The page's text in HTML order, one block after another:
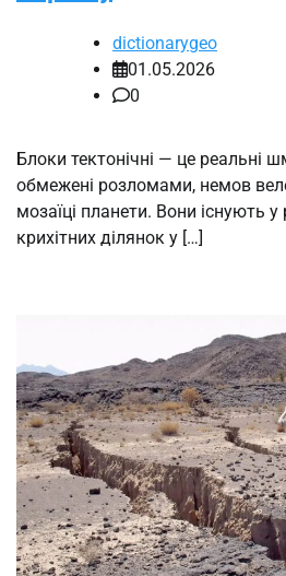
dictionarygeo
01.05.2026
0
Блоки тектонічні — це реальні
обмежені розломами, немов
мозаїці планети. Вони існують
крихітних ділянок у […]